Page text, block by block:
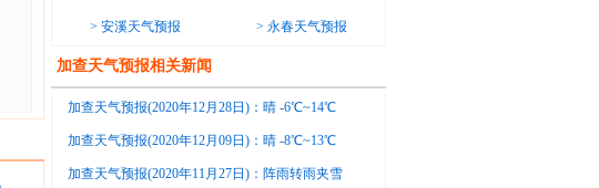
> 安溪天气预报 > 永春天气预报
加查天气预报相关新闻
加查天气预报(2020年12月28日)：晴 -6℃~14℃
加查天气预报(2020年12月09日)：晴 -8℃~13℃
加查天气预报(2020年11月27日)：阵雨转雨夹雪